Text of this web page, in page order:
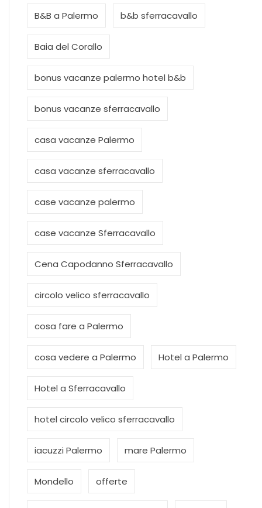
B&B a Palermo b&b sferracavallo
Baia del Corallo
bonus vacanze palermo hotel b&b
bonus vacanze sferracavallo
casa vacanze Palermo
casa vacanze sferracavallo
case vacanze palermo
case vacanze Sferracavallo
Cena Capodanno Sferracavallo
circolo velico sferracavallo
cosa fare a Palermo
cosa vedere a Palermo Hotel a Palermo
Hotel a Sferracavallo
hotel circolo velico sferracavallo
iacuzzi Palermo mare Palermo
Mondello offerte